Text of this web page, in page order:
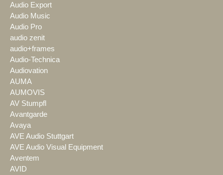
Audio Export
Audio Music
Audio Pro
audio zenit
audio+frames
Audio-Technica
Audiovation
AUMA
AUMOVIS
AV Stumpfl
Avantgarde
Avaya
AVE Audio Stuttgart
AVE Audio Visual Equipment
Aventem
AVID